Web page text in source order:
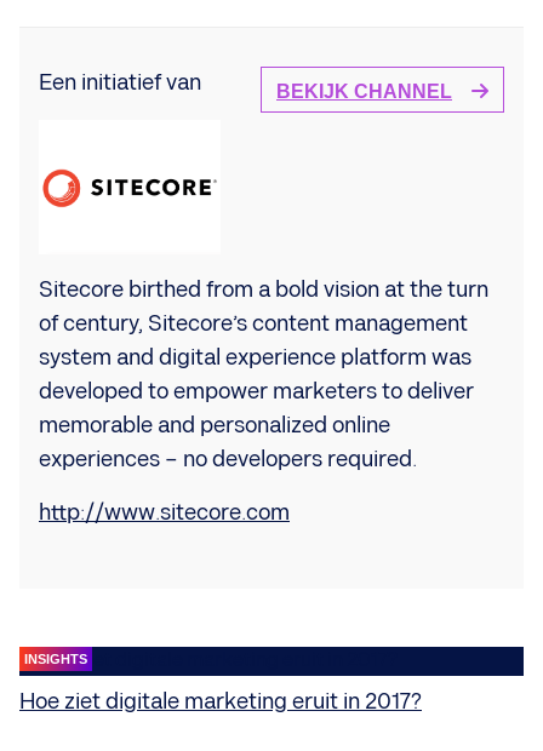
BEKIJK CHANNEL
Een initiatief van
Sitecore birthed from a bold vision at the turn
of century, Sitecore’s content management
system and digital experience platform was
developed to empower marketers to deliver
memorable and personalized online
experiences – no developers required.
http://www.sitecore.com
INSIGHTS
Hoe ziet digitale marketing eruit in 2017?